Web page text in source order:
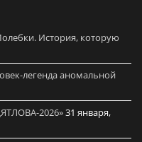
История, которую
легенда аномальной
2026»31 января,